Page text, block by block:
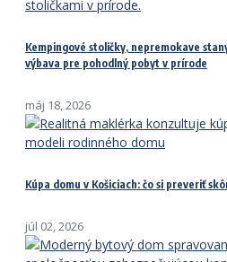
Kempingové stoličky, nepremokave
výbava pre pohodlný pobyt v prírode
máj 18, 2026
Kúpa domu v Košiciach: čo si preveriť
júl 02, 2026